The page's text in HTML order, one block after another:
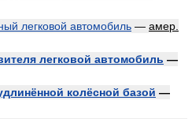
легковой автомобиль — амер.
легковой автомобиль —
колёсной базой —